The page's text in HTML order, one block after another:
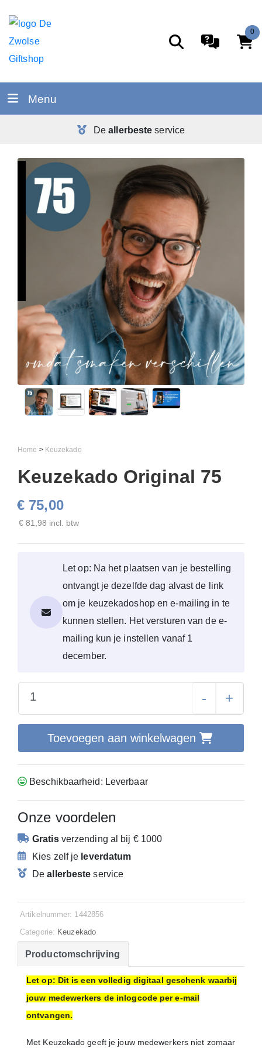
0
Menu
Deallerbeste service
Home > Keuzekado
Keuzekado Original 75
€ 75,00
€ 81,98 incl. btw
Let op: Na het plaatsen van je bestelling
ontvangt je dezelfde dag alvast de link
om je keuzekadoshop en e-mailing in te
kunnen stellen. Het versturen van de e-
mailing kun je instellen vanaf 1
december.
- +
Toevoegen aan winkelwagen
Beschikbaarheid: Leverbaar
Onze voordelen
Gratisverzending al bij € 1000
Kies zelf je leverdatum
Deallerbeste service
Artikelnummer: 1442856
Categorie: Keuzekado
Productomschrijving
Let op: Dit is een volledig digitaal geschenk waarbij
jouw medewerkers de inlogcode per e-mail
ontvangen.
Met Keuzekado geeft je jouw medewerkers niet zomaar